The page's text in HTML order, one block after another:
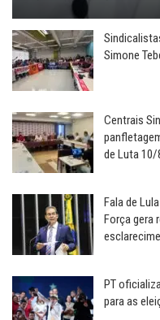
Simone
Centrais
de Luta 10/
Fala de
Força gera
PT
para as